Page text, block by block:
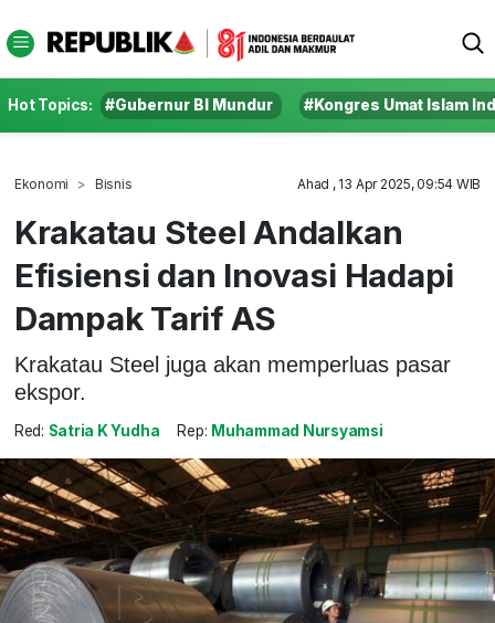
Hot Topics: #Gubernur BI Mundur #Kongres Umat Islam
Ekonomi Bisnis Ahad , 13 Apr 2025, 09:54 WIB
Krakatau Steel Andalkan
Efisiensi dan Inovasi Hadapi
Dampak Tarif AS
Krakatau Steel juga akan memperluas pasar
ekspor.
Red: Satria K Yudha Rep: Muhammad Nursyamsi